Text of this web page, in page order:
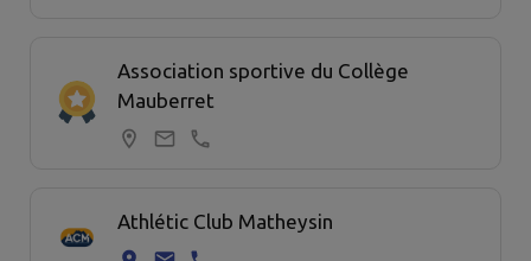
Association sportive du Collège
Mauberret
Athlétic Club Matheysin